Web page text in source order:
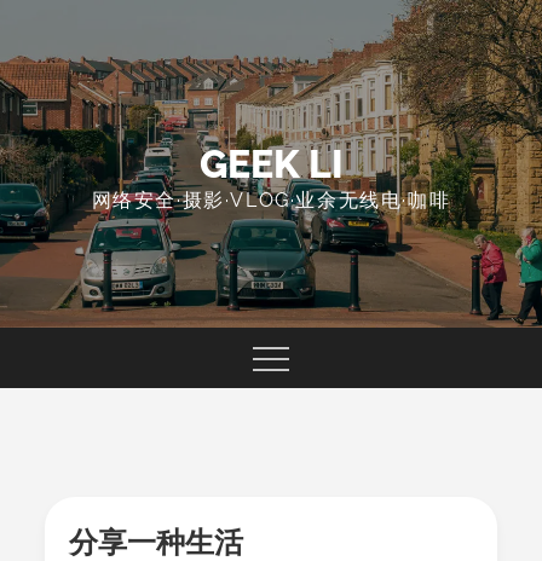
content
GEEK LI
网络安全·摄影·VLOG·业余无线电·咖啡
分享一种生活